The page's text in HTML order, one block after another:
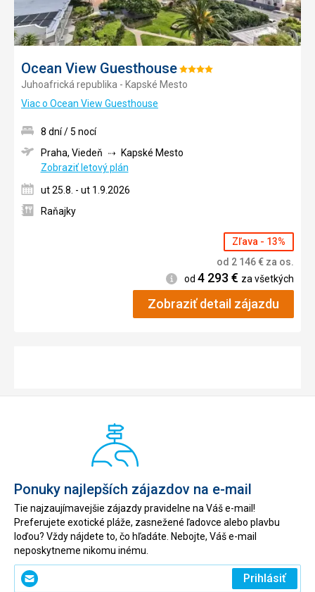
Ocean View GuesthouseHodnotenie:
4/5
Juhoafrická republika - Kapské Mesto
Viac o Ocean View Guesthouse
8 dní / 5 nocí
Praha, Viedeň
Kapské Mesto
Zobraziť letový plán
ut 25.8. - ut 1.9.2026
Raňajky
Zľava - 13%
od 2 146€ za os.
Informácie
od 4 293 € za všetkých
Zobraziť detail zájazdu
Ponuky najlepších zájazdov na e-mail
Tie najzaujímavejšie zájazdy pravidelne na Váš e-mail!
Preferujete exotické pláže, zasnežené ľadovce alebo plavbu
loďou? Vždy nájdete to, čo hľadáte. Nebojte, Váš e-mail
neposkytneme nikomu inému.
Zadajte
svoj
Prihlásiť